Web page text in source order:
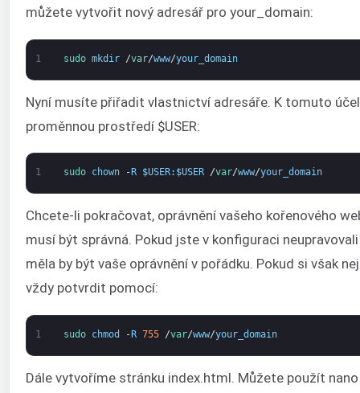
můžete vytvořit nový adresář pro your_domain:
1 sudo mkdir /var/www/your_domain
Nyní musíte přiřadit vlastnictví adresáře. K tomuto
proměnnou prostředí $USER:
1 sudo chown - R $USER: $USER /var/www/your_domain
Chcete-li pokračovat, oprávnění vašeho kořenového
musí být správná. Pokud jste v konfiguraci
měla by být vaše oprávnění v pořádku. Pokud si však
vždy potvrdit pomocí:
1 sudo chmod -R 755 /var/www/your_domain
Dále vytvoříme stránku index.html. Můžete použít nano